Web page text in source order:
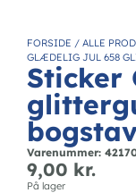
FORSIDE / ALLE
GLÆDELIG JUL 658
Sticker
Varenummer:
9,00 kr.
På lager